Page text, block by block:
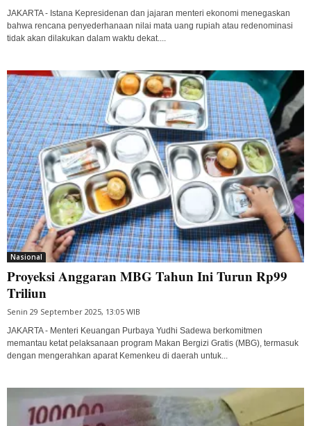
JAKARTA - Istana Kepresidenan dan jajaran menteri ekonomi menegaskan
bahwa rencana penyederhanaan nilai mata uang rupiah atau redenominasi
tidak akan dilakukan dalam waktu dekat....
Nasional
Proyeksi Anggaran MBG Tahun Ini Turun Rp99
Triliun
Senin 29 September 2025, 13:05 WIB
JAKARTA - Menteri Keuangan Purbaya Yudhi Sadewa berkomitmen
memantau ketat pelaksanaan program Makan Bergizi Gratis (MBG), termasuk
dengan mengerahkan aparat Kemenkeu di daerah untuk...